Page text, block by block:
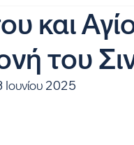
και
του
Ιουνίου 2025